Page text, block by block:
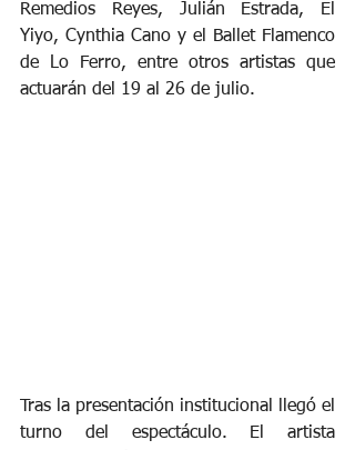
Remedios Reyes, Julián Estrada, El
Yiyo, Cynthia Cano y el Ballet Flamenco
de Lo Ferro, entre otros artistas que
actuarán del 19 al 26 de julio.
Tras la presentación institucional llegó el
turno del espectáculo. El artista